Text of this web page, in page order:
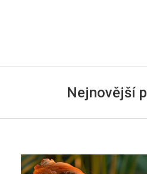
Nejnovější